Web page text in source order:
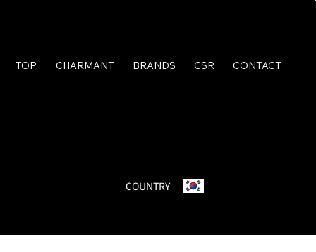
TOP CHARMANT BRANDS CSR CONTACT
COUNTRY